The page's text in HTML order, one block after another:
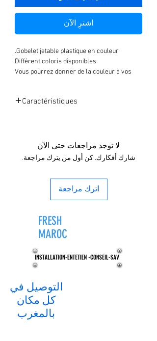
اشترِ الآن
Gobelet jetable plastique en couleur.
Différent coloris disponibles
Vous pourrez donner de la couleur à vos
Résistant au température jusqu'à 85°C
Caractéristiques
Résistant température 85°C
لا توجد مراجعات حتى الآن
شارك أفكارك. كن أول من يترك مراجعة.
اترك مراجعة
FRESH
MAROC
INSTALLATION-ENTETIEN -CONSEIL-SAV
INSTALLATION-ENTETIEN -CONSEIL-SAV
التوصيل في
كل مكان
بالمغرب